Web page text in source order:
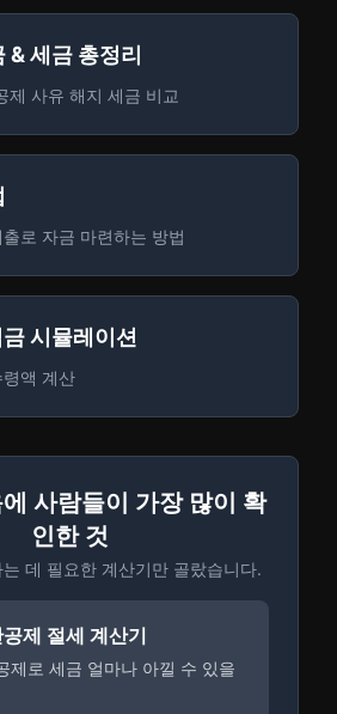
& 세금 총정리
제 사유 해지 세금 비교
로 자금 마련하는 방법
시뮬레이션
액 계산
사람들이 가장 많이 확
인한 것
데 필요한 계산기만 골랐습니다.
제 절세 계산기
제로 세금 얼마나 아낄 수 있을